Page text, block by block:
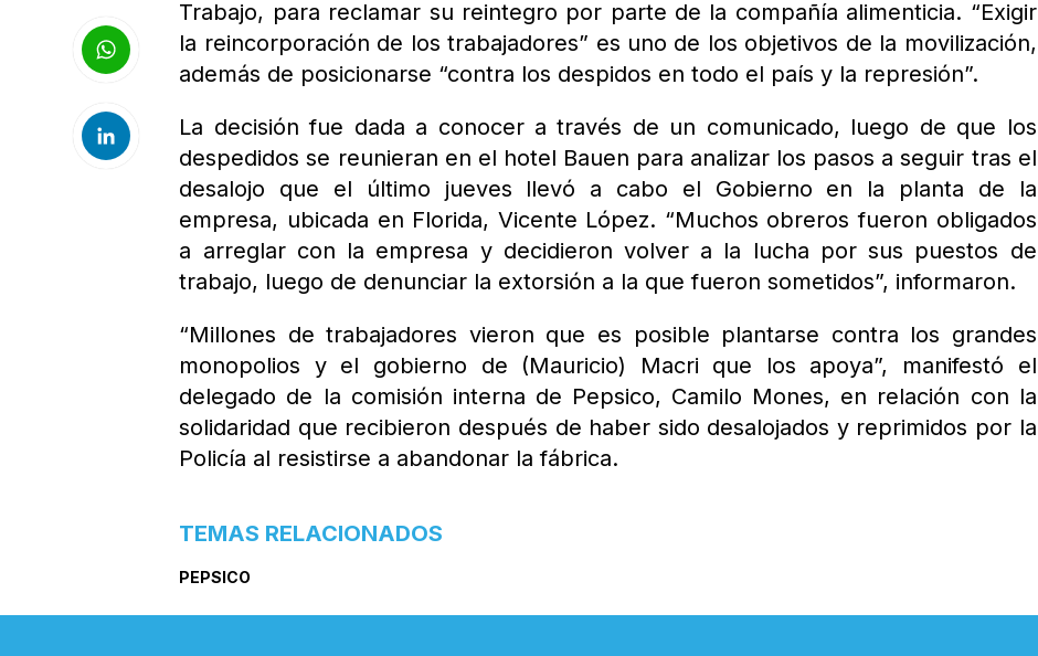
Trabajo, para reclamar su reintegro por parte de la compañía alimenticia. “Exigir
la reincorporación de los trabajadores” es uno de los objetivos de la movilización,
además de posicionarse “contra los despidos en todo el país y la represión”.
La decisión fue dada a conocer a través de un comunicado, luego de que los
despedidos se reunieran en el hotel Bauen para analizar los pasos a seguir tras el
desalojo que el último jueves llevó a cabo el Gobierno en la planta de la
empresa, ubicada en Florida, Vicente López. “Muchos obreros fueron obligados
a arreglar con la empresa y decidieron volver a la lucha por sus puestos de
trabajo, luego de denunciar la extorsión a la que fueron sometidos”, informaron.
“Millones de trabajadores vieron que es posible plantarse contra los grandes
monopolios y el gobierno de (Mauricio) Macri que los apoya”, manifestó el
delegado de la comisión interna de Pepsico, Camilo Mones, en relación con la
solidaridad que recibieron después de haber sido desalojados y reprimidos por la
Policía al resistirse a abandonar la fábrica.
TEMAS RELACIONADOS
PEPSICO